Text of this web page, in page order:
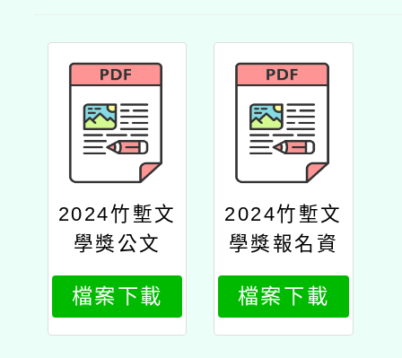
2024竹塹文
學獎公文
檔案下載
2024竹塹文
學獎報名資
訊
檔案下載